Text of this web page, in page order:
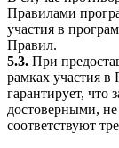
Правилами
участия в
Правил.
5.3. При
рамках участия в
гарантирует, что
достоверными,
соответствуют